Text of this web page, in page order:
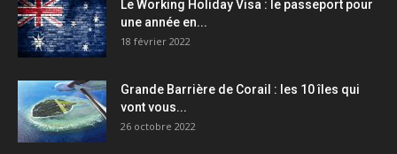
Le Working Holiday Visa : le passeport pour
une année en...
18 février 2022
Grande Barrière de Corail : les 10 îles qui
vont vous...
26 octobre 2022